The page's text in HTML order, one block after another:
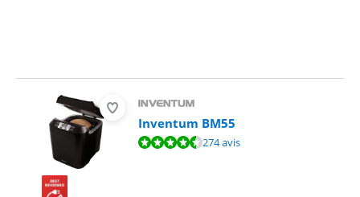
Inventum BM55
La note est de 8,8 sur 10, basée sur 274 avis.
274 avis